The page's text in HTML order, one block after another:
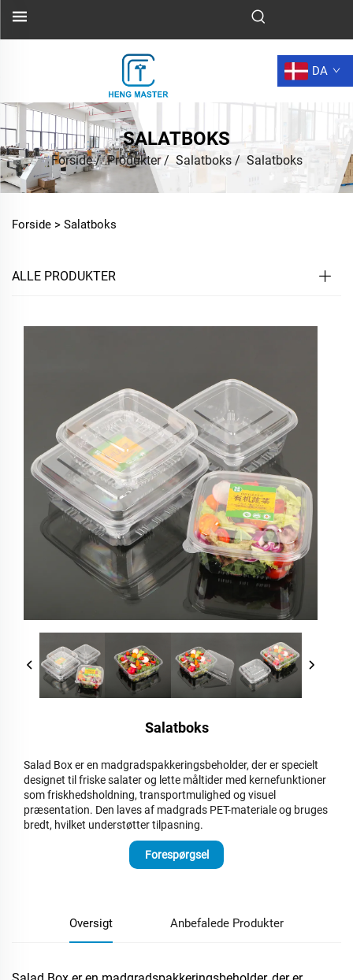
DA
SALATBOKS
Forside/Produkter/ Salatboks/ Salatboks
Forside > Salatboks
ALLE PRODUKTER
Salatboks
Salad Box er en madgradspakkeringsbeholder, der er specielt
designet til friske salater og lette måltider med kernefunktioner
som friskhedsholdning, transportmulighed og visuel
præsentation. Den laves af madgrads PET-materiale og bruges
bredt, hvilket understøtter tilpasning.
Forespørgsel
Oversigt Anbefalede Produkter